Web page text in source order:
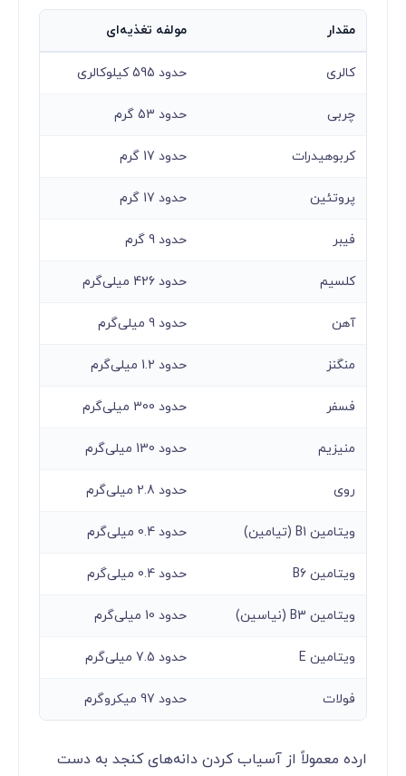
مقدار مولفه تغذیه‌ای
کالری حدود 595 کیلوکالری
چربی حدود 53 گرم
کربوهیدرات حدود 17 گرم
پروتئین حدود 17 گرم
فیبر حدود 9 گرم
کلسیم حدود 426 میلی‌گرم
آهن حدود 9 میلی‌گرم
منگنز حدود 1.2 میلی‌گرم
فسفر حدود 300 میلی‌گرم
منیزیم حدود 130 میلی‌گرم
روی حدود 2.8 میلی‌گرم
ویتامین B1 (تیامین) حدود 0.4 میلی‌گرم
ویتامین B6 حدود 0.4 میلی‌گرم
ویتامین B3 (نیاسین) حدود 10 میلی‌گرم
ویتامین E حدود 7.5 میلی‌گرم
فولات حدود 97 میکروگرم
ارده معمولاً از آسیاب کردن دانه‌های کنجد به دست